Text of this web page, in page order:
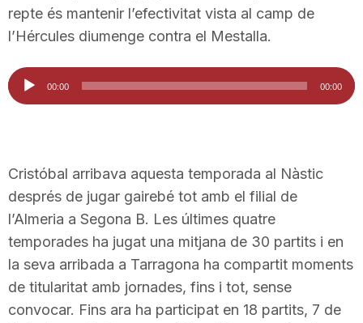
a
a
repte és mantenir l’efectivitat vista al camp de
l’Hércules diumenge contra el Mestalla.
Reproductor
d'àudio
00:00 00:00
Cristóbal arribava aquesta temporada al Nàstic
després de jugar gairebé tot amb el filial de
l’Almeria a Segona B. Les últimes quatre
temporades ha jugat una mitjana de 30 partits i en
la seva arribada a Tarragona ha compartit moments
de titularitat amb jornades, fins i tot, sense
convocar. Fins ara ha participat en 18 partits, 7 de